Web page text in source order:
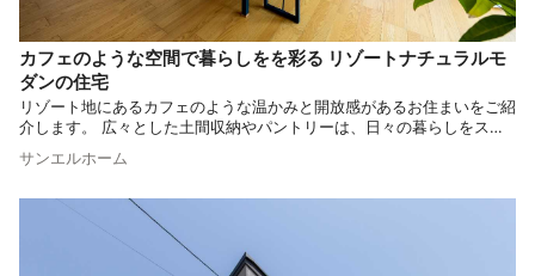
カフェのような空間で暮らしをを彩る リゾートナチュラルモ
ダンの住宅
リゾート地にあるカフェのような温かみと開放感があるお住まいをご紹
介します。 広々とした土間収納やパントリーは、日々の暮らしをスム
ーズで快適にし、それぞれの空間が暮らしをより豊かにしてくれます。
ゆったりと流れる時間を感じながら、コーヒー一杯がもたらすリラック
サンエルホーム